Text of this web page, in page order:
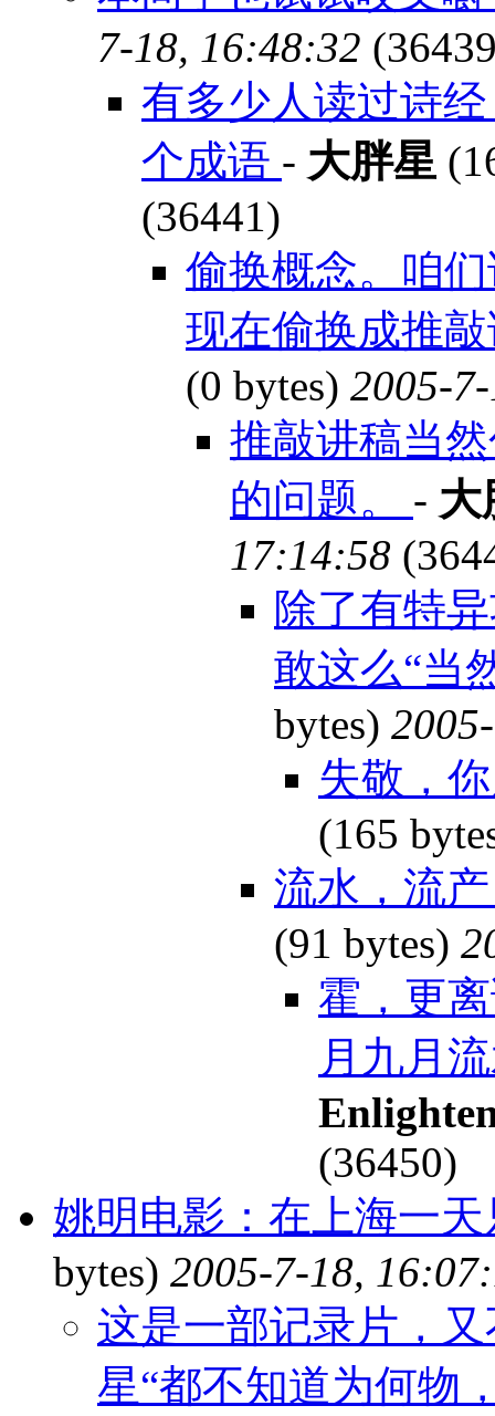
7-18, 16:48:32
有多少人读过诗
个成语 - 大胖星
(36441)
偷换概念。咱
现在偷换成推
(0 bytes) 2005-
推敲讲稿当
的问题。 - 大
17:14:58
除了有特
敢这么“当
bytes)
失敬，
(165
流水，流
(91 bytes)
霍，更
月九月
(36450)
姚明电影：在上海一
bytes) 2005-7-18,
这是一部记录片，
星“都不知道为何物